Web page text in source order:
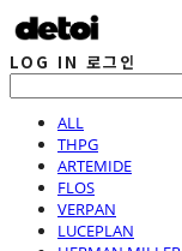
LOG IN 로그인
ALL
THPG
ARTEMIDE
FLOS
VERPAN
LUCEPLAN